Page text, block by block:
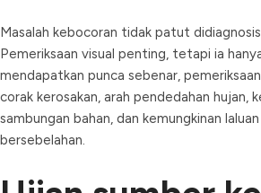
Masalah kebocoran tidak patut
Pemeriksaan visual penting, tetapi ia
mendapatkan punca sebenar,
corak kerosakan, arah pendedahan hujan,
sambungan bahan, dan kemungkinan
bersebelahan.